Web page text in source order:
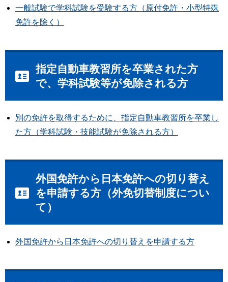
一般試験で学科試験を受験する方（原付免許・小型特殊
免許を除く）
指定自動車教習所を卒業された方
で、学科試験等が免除される方
別の免許を取得するために、指定自動車教習所を卒業し
た方（学科試験・技能試験が免除される方）
外国免許から日本免許への切り替え
を申請する方（外免切替制度につい
て）
外国免許から日本免許への切り替えを申請する方